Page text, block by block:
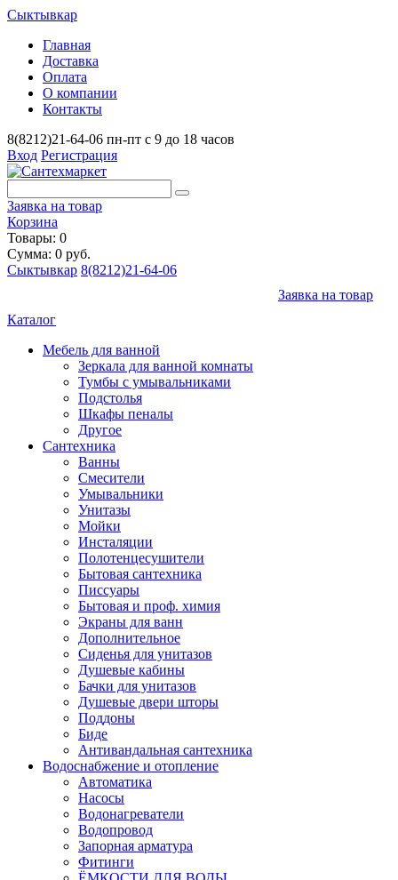
Сыктывкар
Главная
Доставка
Оплата
О компании
Контакты
8(8212)21-64-06 пн-пт с 9 до 18 часов
Вход Регистрация
Заявка на товар
Корзина
Товары: 0
Сумма: 0 руб.
Сыктывкар 8(8212)21-64-06
Заявка на товар
Каталог
Мебель для ванной
Зеркала для ванной комнаты
Тумбы с умывальниками
Подстолья
Шкафы пеналы
Другое
Сантехника
Ванны
Смесители
Умывальники
Унитазы
Мойки
Инсталяции
Полотенцесушители
Бытовая сантехника
Писсуары
Бытовая и проф. химия
Экраны для ванн
Дополнительное
Сиденья для унитазов
Душевые кабины
Бачки для унитазов
Душевые двери шторы
Поддоны
Биде
Антивандальная сантехника
Водоснабжение и отопление
Автоматика
Насосы
Водонагреватели
Водопровод
Запорная арматура
Фитинги